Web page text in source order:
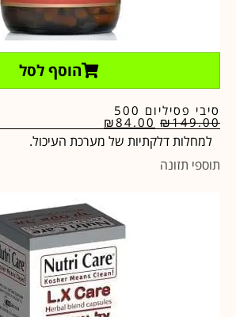
הוסף לסל
סיבי פסיליום 500
₪149.00
₪84.00
למחלות דלקתיות של מערכת העיכול.
תוספי תזונה